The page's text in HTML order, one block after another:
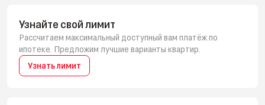
Узнайте свой лимит
Рассчитаем максимальный доступный вам платёж по
ипотеке. Предложим лучшие варианты квартир.
Узнать лимит